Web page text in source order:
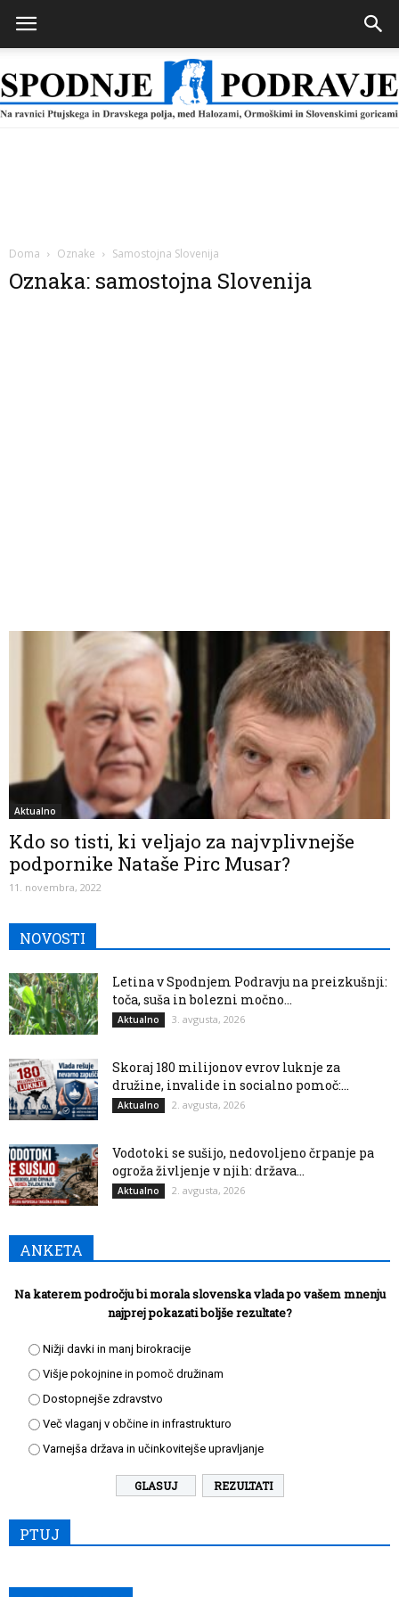
Doma Oznake Samostojna Slovenija
Oznaka: samostojna Slovenija
Aktualno
Kdo so tisti, ki veljajo za najvplivnejše
podpornike Nataše Pirc Musar?
11. novembra, 2022
NOVOSTI
Letina v Spodnjem Podravju na preizkušnji:
toča, suša in bolezni močno...
Aktualno 3. avgusta, 2026
Skoraj 180 milijonov evrov luknje za
družine, invalide in socialno pomoč:...
Aktualno 2. avgusta, 2026
Vodotoki se sušijo, nedovoljeno črpanje pa
ogroža življenje v njih: država...
Aktualno 2. avgusta, 2026
ANKETA
Na katerem področju bi morala slovenska vlada po vašem mnenju
najprej pokazati boljše rezultate?
Nižji davki in manj birokracije
Višje pokojnine in pomoč družinam
Dostopnejše zdravstvo
Več vlaganj v občine in infrastrukturo
Varnejša država in učinkovitejše upravljanje
REZULTATI
PTUJ